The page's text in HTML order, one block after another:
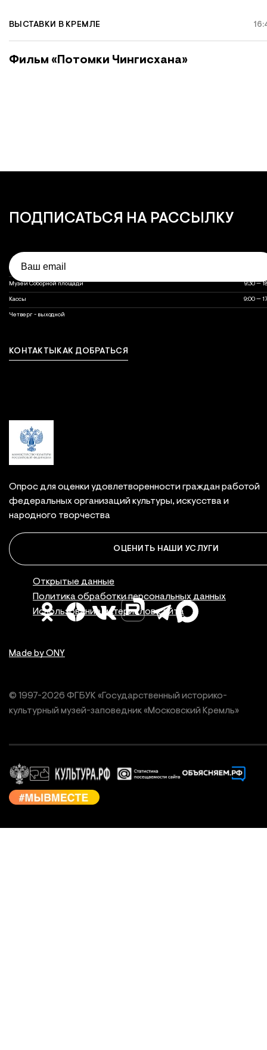
ВЫСТАВКИ В КРЕМЛЕ
Фильм «Потомки Чингисхана»
ПОДПИСАТЬСЯ НА РАССЫЛКУ
Email
Часы работы объектов музея
Объект
Оружейная палата
Музеи Соборной площади 9:30 —
Кассы 9:00 —
Четверг - выходной
Связаться с нами
КОНТАКТЫКАК ДОБРАТЬСЯ
Опрос для оценки удовлетворенности граждан работой
федеральных организаций культуры, искусства и
народного творчества
ОЦЕНИТЬ НАШИ УСЛУГИ
Made by ONY
© 1997-2026 ФГБУК «Государственный историко-
культурный музей-заповедник «Московский Кремль»
Правовая
Открытые данные
Политика обработки персональных данных
Использование материалов сайта